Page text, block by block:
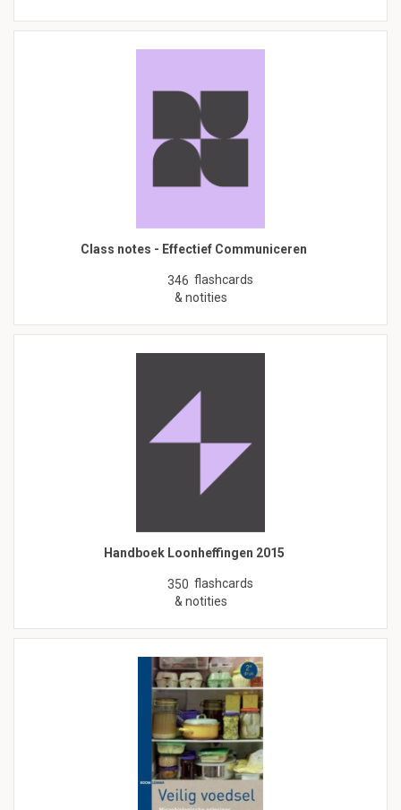
Class notes - Effectief Communiceren
346 flashcards
& notities
Handboek Loonheffingen 2015
350 flashcards
& notities